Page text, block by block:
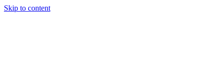
Skip to content